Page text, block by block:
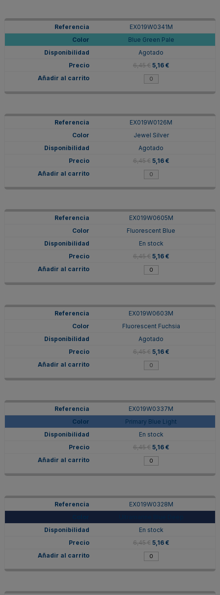
EX019W0341M
Blue Green Pale
Agotado
6,45 € 5,16 €
EX019W0126M
Jewel Silver
Agotado
6,45 € 5,16 €
EX019W0605M
Fluorescent Blue
En stock
6,45 € 5,16 €
EX019W0603M
Fluorescent Fuchsia
Agotado
6,45 € 5,16 €
EX019W0337M
Primary Blue Light
En stock
6,45 € 5,16 €
EX019W0328M
En stock
6,45 € 5,16 €